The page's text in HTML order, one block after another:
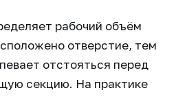
рабочий объём
отверстие, тем
отстояться перед
секцию. На практике